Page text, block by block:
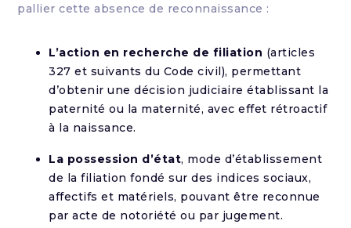
pallier cette absence de reconnaissance :
L’action en recherche de filiation (articles
327 et suivants du Code civil), permettant
d’obtenir une décision judiciaire établissant la
paternité ou la maternité, avec effet rétroactif
à la naissance.
La possession d’état, mode d’établissement
de la filiation fondé sur des indices sociaux,
affectifs et matériels, pouvant être reconnue
par acte de notoriété ou par jugement.